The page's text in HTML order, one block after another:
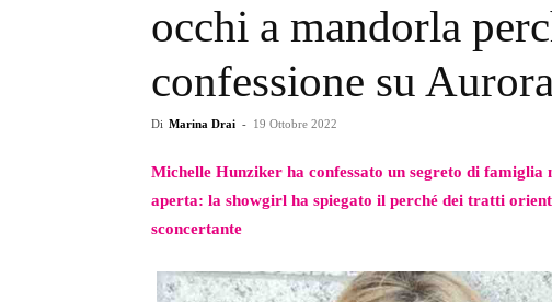
occhi a mandorla
confessione su
Di Marina Drai - 19 Ottobre 2022
Michelle Hunziker ha confessato un segreto di
aperta: la showgirl ha spiegato il perché dei tratti
sconcertante